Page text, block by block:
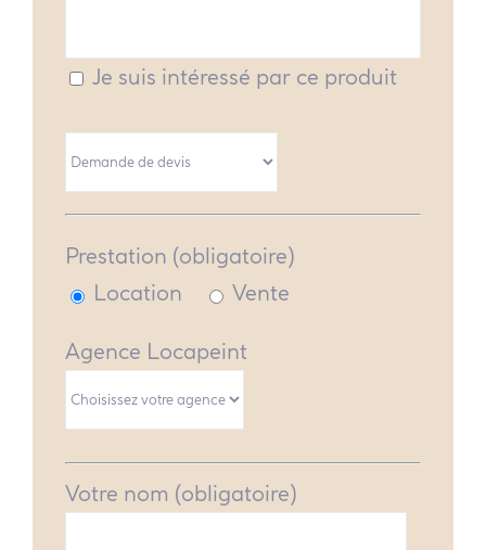
Je suis intéressé par ce produit
Prestation (obligatoire)
Location
Vente
Agence Locapeint
Votre nom (obligatoire)